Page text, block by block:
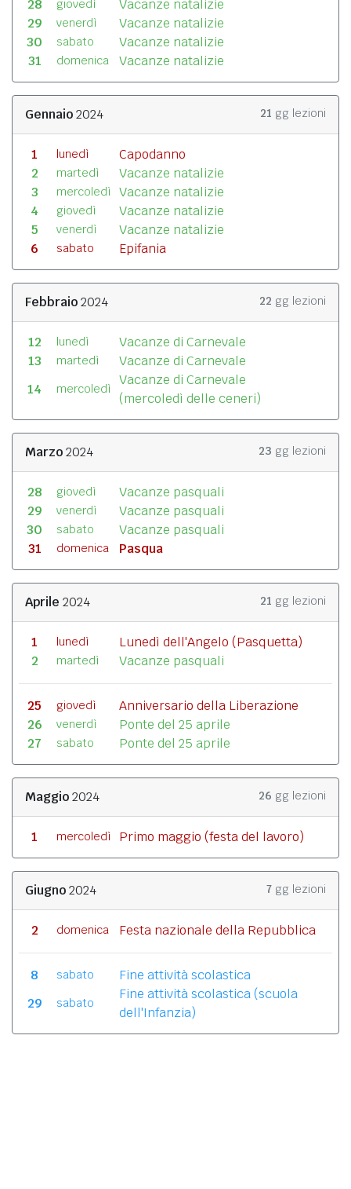
28 giovedì
Vacanze natalizie
29
venerdì
Vacanze natalizie
30
sabato
Vacanze natalizie
31
domenica Vacanze natalizie
Gennaio2024 21 gg lezioni
1 lunedì
Capodanno
2
martedì
Vacanze natalizie
3
mercoledì
Vacanze natalizie
4
giovedì
Vacanze natalizie
5
venerdì
Vacanze natalizie
6
sabato Epifania
Febbraio2024 22 gg lezioni
12 lunedì
Vacanze di Carnevale
13
martedì
Vacanze di Carnevale
14
mercoledì
Vacanze di Carnevale
(mercoledì delle ceneri)
Marzo2024 23 gg lezioni
28 giovedì
Vacanze pasquali
29
venerdì
Vacanze pasquali
30
sabato
Vacanze pasquali
31
domenica Pasqua
Aprile 2024 21 gg lezioni
1 lunedì
Lunedì dell'Angelo (Pasquetta)
2
martedì Vacanze pasquali
25 giovedì
Anniversario della Liberazione
26
venerdì
Ponte del 25 aprile
27
sabato Ponte del 25 aprile
Maggio2024 26 gg lezioni
1 mercoledì Primo maggio (festa del lavoro)
Giugno2024 7 gg lezioni
2 domenica Festa nazionale della Repubblica
8 sabato
Fine attività scolastica
29
sabato
Fine attività scolastica (scuola
dell'Infanzia)